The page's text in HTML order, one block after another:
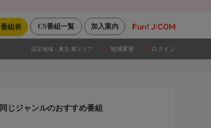
加入案内
CS番組一覧
番組表
設定地域： 東京 東エリア 地域変更 ログイン
同じジャンルのおすすめ番組